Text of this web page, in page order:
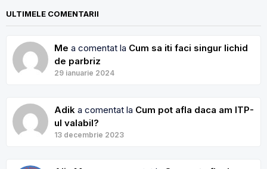
ULTIMELE COMENTARII
Me a comentat la Cum sa iti faci singur lichid
de parbriz
29 ianuarie 2024
Adik a comentat la Cum pot afla daca am ITP-
ul valabil?
13 decembrie 2023